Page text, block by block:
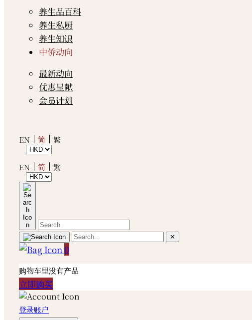
养生品百科
养生私厨
养生知识
中侨动向
最新动向
优惠呈献
会员计划
EN 简 繁
EN 简 繁
✕
0
购物车里没有产品
立即购买
登录账户